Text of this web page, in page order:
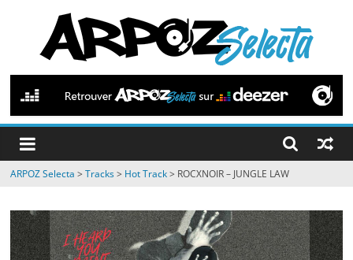
contenu
ARPOZ
Selecta
by
ARPOZ
BENNO
ARPOZ Selecta >Tracks> Hot Track> ROCXNOIR – JUNGLE LAW